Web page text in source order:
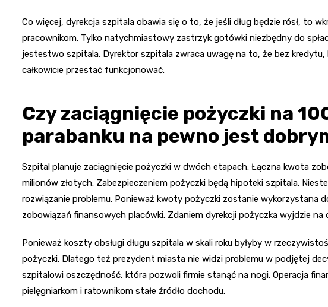
Co więcej, dyrekcja szpitala obawia się o to, że jeśli dług będzie rósł, to
pracownikom. Tylko natychmiastowy zastrzyk gotówki niezbędny do
jestestwo szpitala. Dyrektor szpitala zwraca uwagę na to, że bez
całkowicie przestać funkcjonować.
Czy zaciągnięcie pożyczki na
parabanku na pewno jest
Szpital planuje zaciągnięcie pożyczki w dwóch etapach. Łączna kwota
milionów złotych. Zabezpieczeniem pożyczki będą hipoteki szpitala.
rozwiązanie problemu. Ponieważ kwoty pożyczki zostanie wykorzystana
zobowiązań finansowych placówki. Zdaniem dyrekcji pożyczka wyjdzie na
Ponieważ koszty obsługi długu szpitala w skali roku byłyby w
pożyczki. Dlatego też prezydent miasta nie widzi problemu w podjętej
szpitalowi oszczędność, która pozwoli firmie stanąć na nogi. Operacja
pielęgniarkom i ratownikom stałe źródło dochodu.